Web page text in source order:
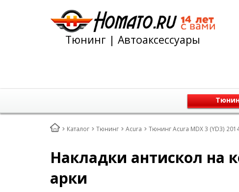
Тюнинг | Автоаксессуары
Каталог Тюнинг Acura Тюнинг Acura MDX 3 (YD3)
Накладки антискол на
арки